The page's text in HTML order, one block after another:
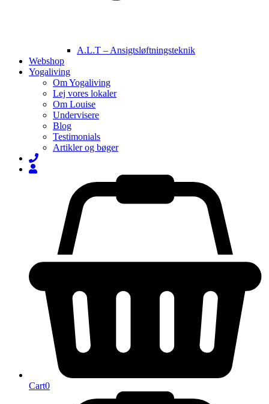
A.L.T – Ansigtsløftningsteknik
Webshop
Yogaliving
Om Yogaliving
Lej vores lokaler
Om Louise
Undervisere
Blog
Testimonials
Artikler og bøger
Cart0